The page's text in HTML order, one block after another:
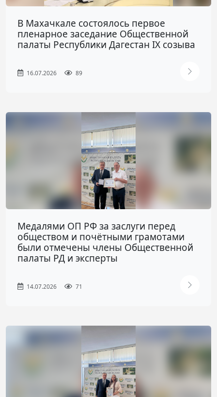
В Махачкале состоялось первое
пленарное заседание Общественной
палаты Республики Дагестан IX созыва
16.07.2026 89
Медалями ОП РФ за заслуги перед
обществом и почётными грамотами
были отмечены члены Общественной
палаты РД и эксперты
14.07.2026 71